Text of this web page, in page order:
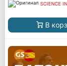
SCIENCE
В